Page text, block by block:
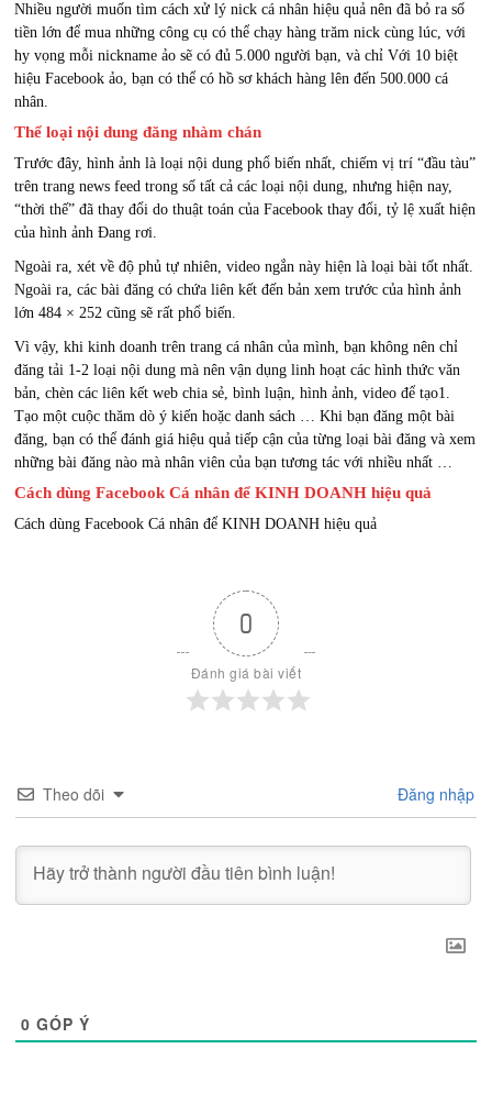
Nhiều người muốn tìm cách xử lý nick cá nhân hiệu quả nên đã bỏ ra số
tiền lớn để mua những công cụ có thể chạy hàng trăm nick cùng lúc, với
hy vọng mỗi nickname ảo sẽ có đủ 5.000 người bạn, và chỉ Với 10 biệt
hiệu Facebook ảo, bạn có thể có hồ sơ khách hàng lên đến 500.000 cá
nhân.
Thể loại nội dung đăng nhàm chán
Trước đây, hình ảnh là loại nội dung phổ biến nhất, chiếm vị trí “đầu tàu”
trên trang news feed trong số tất cả các loại nội dung, nhưng hiện nay,
“thời thế” đã thay đổi do thuật toán của Facebook thay đổi, tỷ lệ xuất hiện
của hình ảnh Đang rơi.
Ngoài ra, xét về độ phủ tự nhiên, video ngắn này hiện là loại bài tốt nhất.
Ngoài ra, các bài đăng có chứa liên kết đến bản xem trước của hình ảnh
lớn 484 × 252 cũng sẽ rất phổ biến.
Vì vậy, khi kinh doanh trên trang cá nhân của mình, bạn không nên chỉ
đăng tải 1-2 loại nội dung mà nên vận dụng linh hoạt các hình thức văn
bản, chèn các liên kết web chia sẻ, bình luận, hình ảnh, video để tạo1.
Tạo một cuộc thăm dò ý kiến ​​hoặc danh sách … Khi bạn đăng một bài
đăng, bạn có thể đánh giá hiệu quả tiếp cận của từng loại bài đăng và xem
những bài đăng nào mà nhân viên của bạn tương tác với nhiều nhất …
Cách dùng Facebook Cá nhân để KINH DOANH hiệu quả
Cách dùng Facebook Cá nhân để KINH DOANH hiệu quả
0
Đánh giá bài viết
Theo dõi Đăng nhập
0 GÓP Ý